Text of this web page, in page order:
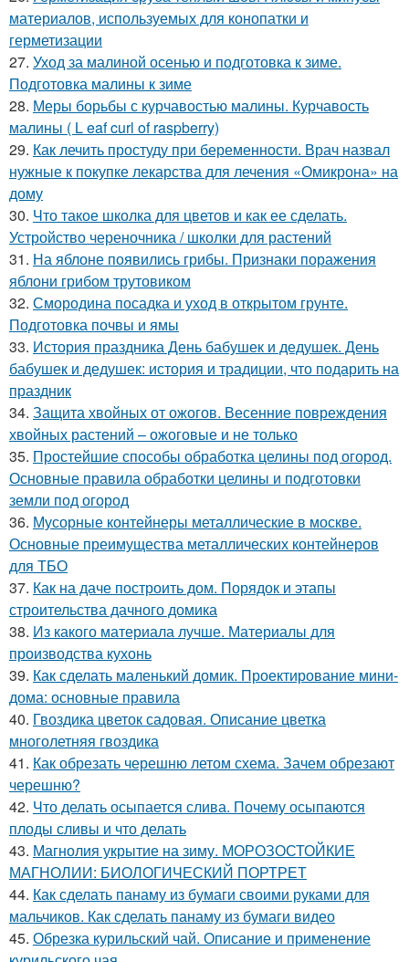
материалов, используемых для конопатки и
герметизации
27. Уход за малиной осенью и подготовка к зиме.
Подготовка малины к зиме
28. Меры борьбы с курчавостью малины. Курчавость
малины ( L eaf curl of raspberry)
29. Как лечить простуду при беременности. Врач назвал
нужные к покупке лекарства для лечения «Омикрона» на
дому
30. Что такое школка для цветов и как ее сделать.
Устройство череночника / школки для растений
31. На яблоне появились грибы. Признаки поражения
яблони грибом трутовиком
32. Смородина посадка и уход в открытом грунте.
Подготовка почвы и ямы
33. История праздника День бабушек и дедушек. День
бабушек и дедушек: история и традиции, что подарить на
праздник
34. Защита хвойных от ожогов. Весенние повреждения
хвойных растений – ожоговые и не только
35. Простейшие способы обработка целины под огород.
Основные правила обработки целины и подготовки
земли под огород
36. Мусорные контейнеры металлические в москве.
Основные преимущества металлических контейнеров
для ТБО
37. Как на даче построить дом. Порядок и этапы
строительства дачного домика
38. Из какого материала лучше. Материалы для
производства кухонь
39. Как сделать маленький домик. Проектирование мини-
дома: основные правила
40. Гвоздика цветок садовая. Описание цветка
многолетняя гвоздика
41. Как обрезать черешню летом схема. Зачем обрезают
черешню?
42. Что делать осыпается слива. Почему осыпаются
плоды сливы и что делать
43. Магнолия укрытие на зиму. МОРОЗОСТОЙКИЕ
МАГНОЛИИ: БИОЛОГИЧЕСКИЙ ПОРТРЕТ
44. Как сделать панаму из бумаги своими руками для
мальчиков. Как сделать панаму из бумаги видео
45. Обрезка курильский чай. Описание и применение